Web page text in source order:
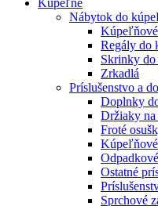
Nábytok do
Regály do
Skrinky
Zrkadlá
Príslušenstvo a
Doplnky
Držiaky na
Froté
Ostatné
Sprchové